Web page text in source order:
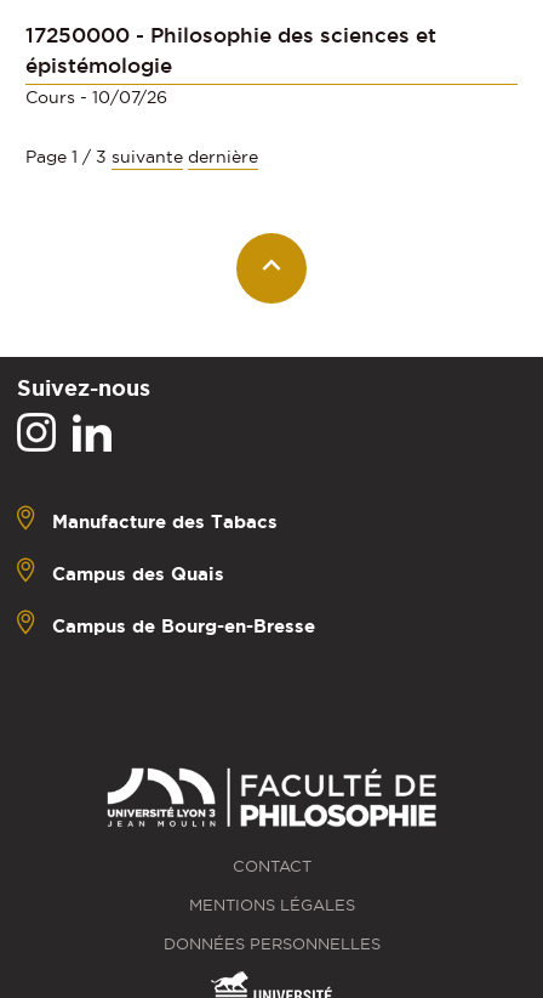
17250000 - Philosophie des sciences et
épistémologie
Cours - 10/07/26
Page 1 / 3 suivante dernière
Suivez-nous
Manufacture des Tabacs
Campus des Quais
Campus de Bourg-en-Bresse
CONTACT
MENTIONS LÉGALES
DONNÉES PERSONNELLES